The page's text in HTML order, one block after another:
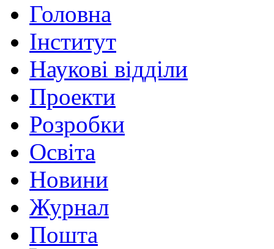
Головна
Інститут
Наукові відділи
Проекти
Розробки
Освіта
Новини
Журнал
Пошта